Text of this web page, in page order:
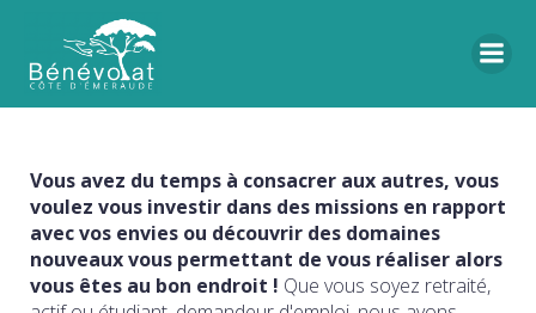
Vous avez du temps à consacrer aux autres, vous
voulez vous investir dans des missions en rapport
avec vos envies ou découvrir des domaines
nouveaux vous permettant de vous réaliser alors
vous êtes au bon endroit ! Que vous soyez retraité,